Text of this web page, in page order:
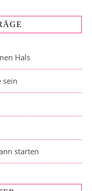
Hals
sein
starten